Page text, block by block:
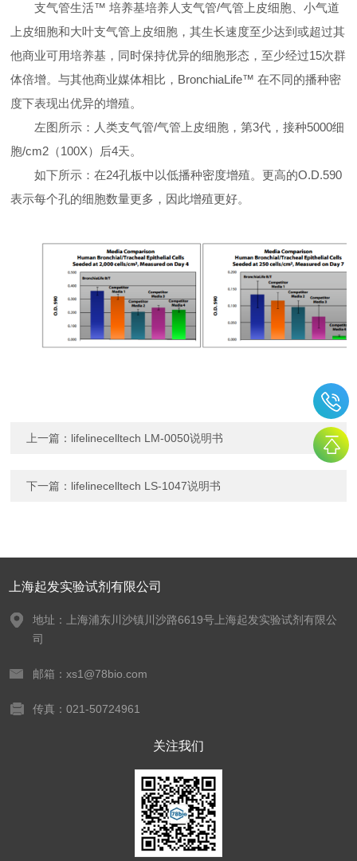
支气管生活™ 培养基培养人支气管/气管上皮细胞、小气道
上皮细胞和大叶支气管上皮细胞，其生长速度至少达到或超过其
他商业可用培养基，同时保持优异的细胞形态，至少经过15次群
体倍增。与其他商业媒体相比，BronchiaLife™ 在不同的播种密
度下表现出优异的增殖。
左图所示：人类支气管/气管上皮细胞，第3代，接种5000细
胞/cm2（100X）后4天。
如下所示：在24孔板中以低播种密度增殖。更高的O.D.590
表示每个孔的细胞数量更多，因此增殖更好。
上一篇： lifelinecelltech LM-0050说明书
下一篇： ​lifelinecelltech LS-1047说明书
上海起发实验试剂有限公司
地址：上海浦东川沙镇川沙路6619号上海起发实验试剂有限公
司
邮箱：xs1@78bio.com
传真：021-50724961
关注我们